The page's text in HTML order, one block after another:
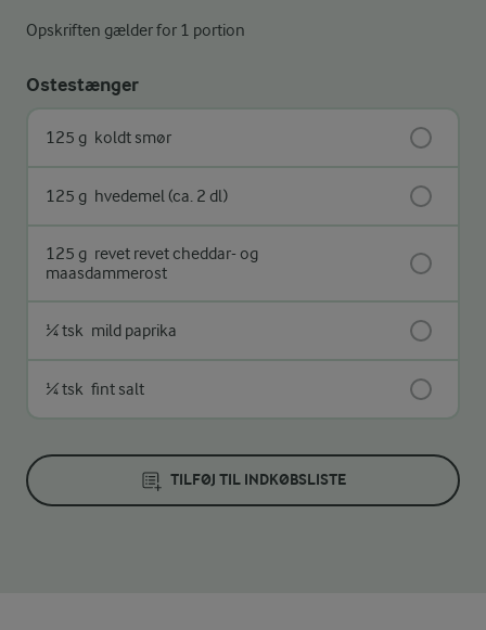
Opskriften gælder for 1 portion
Ostestænger
125 g koldt smør
125 g hvedemel (ca. 2 dl)
125 g revet revet cheddar- og
maasdammerost
¼ tsk mild paprika
¼ tsk fint salt
TILFØJ TIL INDKØBSLISTE